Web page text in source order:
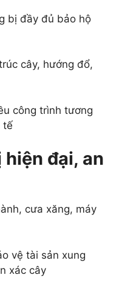
bị đầy đủ bảo hộ
cây, hướng đổ,
công trình tương
tế
đại, an
cưa xăng, máy
vệ tài sản xung
xác cây